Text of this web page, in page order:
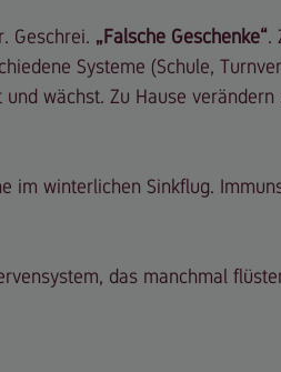
Geschrei. „Falsche Geschenke“.
Systeme (Schule,
wächst. Zu Hause verändern
im winterlichen Sinkflug.
das manchmal